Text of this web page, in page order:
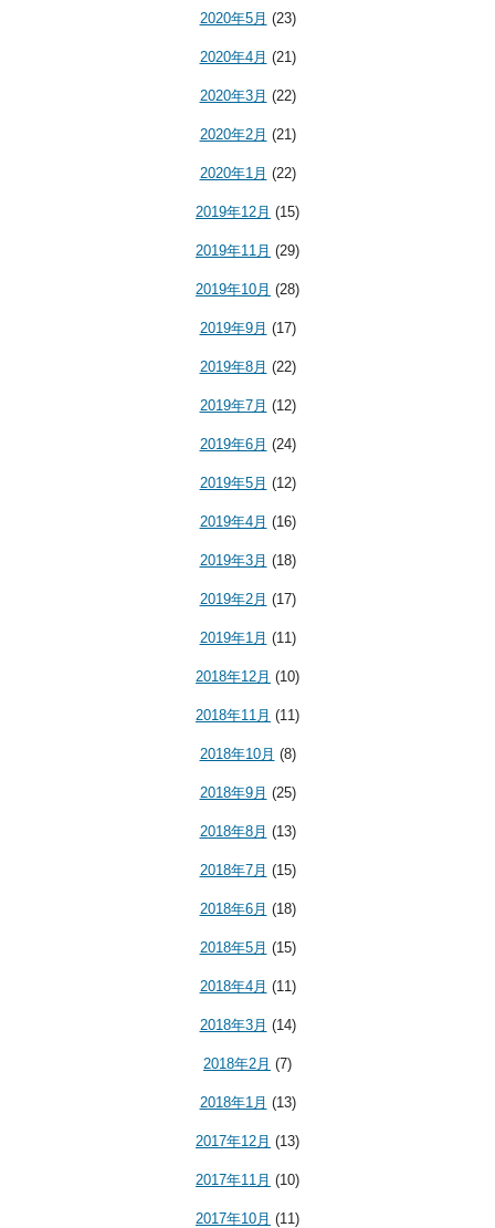
2020年5月 (23)
2020年4月 (21)
2020年3月 (22)
2020年2月 (21)
2020年1月 (22)
2019年12月 (15)
2019年11月 (29)
2019年10月 (28)
2019年9月 (17)
2019年8月 (22)
2019年7月 (12)
2019年6月 (24)
2019年5月 (12)
2019年4月 (16)
2019年3月 (18)
2019年2月 (17)
2019年1月 (11)
2018年12月 (10)
2018年11月 (11)
2018年10月 (8)
2018年9月 (25)
2018年8月 (13)
2018年7月 (15)
2018年6月 (18)
2018年5月 (15)
2018年4月 (11)
2018年3月 (14)
2018年2月 (7)
2018年1月 (13)
2017年12月 (13)
2017年11月 (10)
2017年10月 (11)